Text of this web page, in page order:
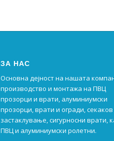
ЗА НАС
Основна дејност на нашата
производство и монтажа на ПВЦ
прозорци и врати, алуминиумски
прозорци, врати и огради,
застаклување, сигурносни врати,
ПВЦ и алуминиумски ролетни.